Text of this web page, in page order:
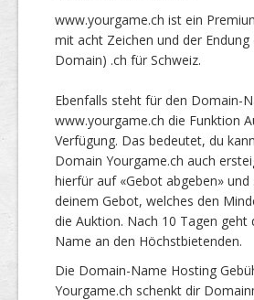
www.yourgame.ch ist ein
mit acht Zeichen und der
Domain) .ch für Schweiz.
Ebenfalls steht für den Domain-
www.yourgame.ch die Funktion
Verfügung. Das bedeutet, du
Domain Yourgame.ch auch
hierfür auf «Gebot abgeben»
deinem Gebot, welches den
die Auktion. Nach 10 Tagen geht
Name an den Höchstbietenden.
Die Domain-Name Hosting
Yourgame.ch schenkt dir